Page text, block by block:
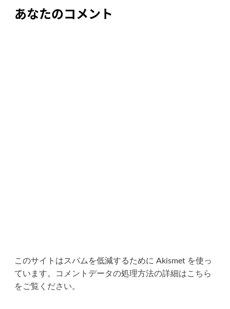
ー
あなたのコメント
このサイトはスパムを低減するために Akismet を使っ
ています。
コメントデータの処理方法の詳細はこちら
をご覧ください。